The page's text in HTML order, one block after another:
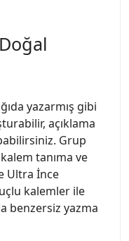
yazarmış gibi
açıklama
Grup
tanıma ve
Ultra İnce
kalemler ile
benzersiz yazma